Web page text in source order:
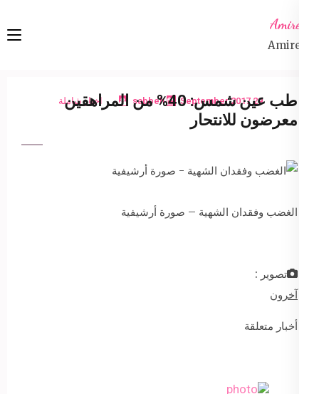
content
Enter)
Amireta
Amireta
29 September 2017
sabbeh اخبار شاملة
طب عين شمس: 40% من المراهقين
معرضون للانتحار
الغضب وفقدان الشهية – صورة أرشيفية
تصوير :
آخرون
أخبار متعلقة